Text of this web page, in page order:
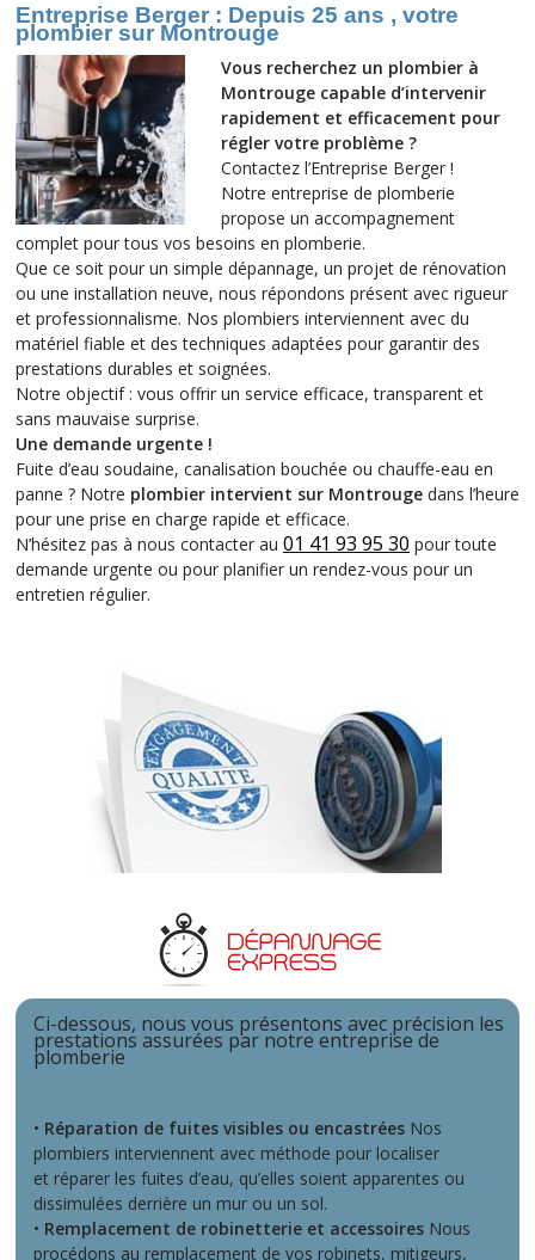
Entreprise Berger : Depuis 25 ans , votre
plombier sur Montrouge
Vous recherchez un plombier à
Montrouge capable d’intervenir
rapidement et efficacement pour
régler votre problème ?
Contactez l’Entreprise Berger !
Notre entreprise de plomberie
propose un accompagnement
complet pour tous vos besoins en plomberie.
Que ce soit pour un simple dépannage, un projet de rénovation
ou une installation neuve, nous répondons présent avec rigueur
et professionnalisme. Nos plombiers interviennent avec du
matériel fiable et des techniques adaptées pour garantir des
prestations durables et soignées.
Notre objectif : vous offrir un service efficace, transparent et
sans mauvaise surprise.
Une demande urgente !
Fuite d’eau soudaine, canalisation bouchée ou chauffe-eau en
panne ? Notre plombier intervient sur Montrouge dans l’heure
pour une prise en charge rapide et efficace.
N’hésitez pas à nous contacter au 01 41 93 95 30 pour toute
demande urgente ou pour planifier un rendez-vous pour un
entretien régulier.
Ci-dessous, nous vous présentons avec précision les
prestations assurées par notre entreprise de
plomberie
• Réparation de fuites visibles ou encastrées Nos
plombiers interviennent avec méthode pour localiser
et réparer les fuites d’eau, qu’elles soient apparentes ou
dissimulées derrière un mur ou un sol.
• Remplacement de robinetterie et accessoires Nous
procédons au remplacement de vos robinets, mitigeurs,